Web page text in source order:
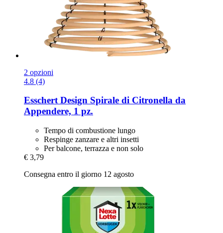
2 opzioni
4.8 (4)
Esschert Design Spirale di Citronella da
Appendere, 1 pz.
Tempo di combustione lungo
Respinge zanzare e altri insetti
Per balcone, terrazza e non solo
€ 3,79
Consegna entro il giorno 12 agosto